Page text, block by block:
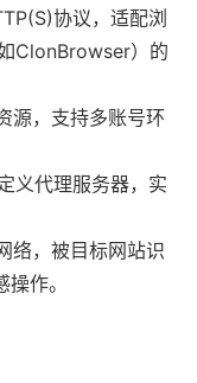
协议，适配浏
ClonBrowser）的
源，支持多账号环
义代理服务器，实
络，被目标网站识
作。